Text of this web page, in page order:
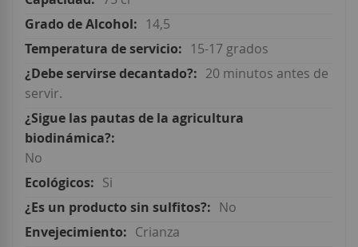
14,5
15-17 grados
20 minutos antes de
servir.
No
Si
No
Crianza